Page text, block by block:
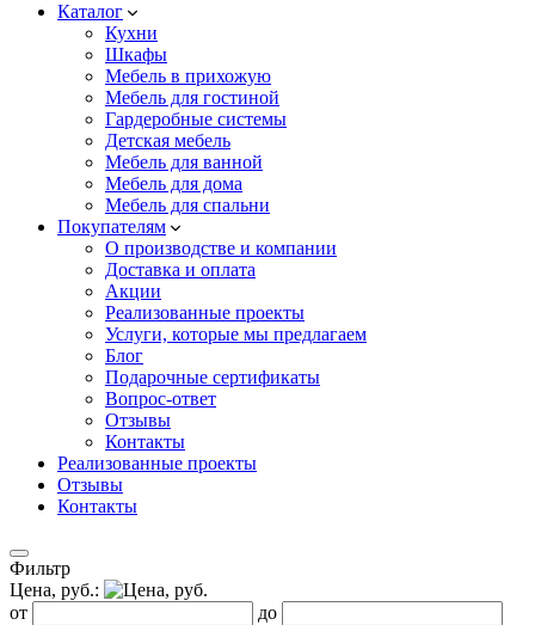
Каталог
Кухни
Шкафы
Мебель в прихожую
Мебель для гостиной
Гардеробные системы
Детская мебель
Мебель для ванной
Мебель для дома
Мебель для спальни
Покупателям
О производстве и компании
Доставка и оплата
Акции
Реализованные проекты
Услуги, которые мы предлагаем
Блог
Подарочные сертификаты
Вопрос-ответ
Отзывы
Контакты
Реализованные проекты
Отзывы
Контакты
Фильтр
Цена, руб.:
от
до